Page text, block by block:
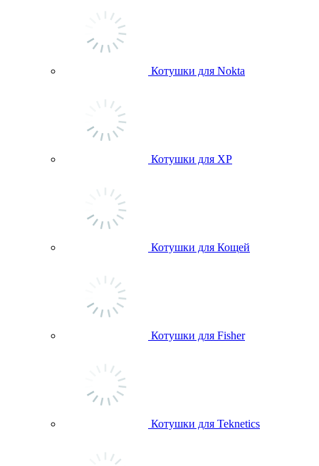
Котушки для Nokta
Котушки для ХР
Котушки для Кощей
Котушки для Fisher
Котушки для Teknetics